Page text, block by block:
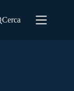
Cerca